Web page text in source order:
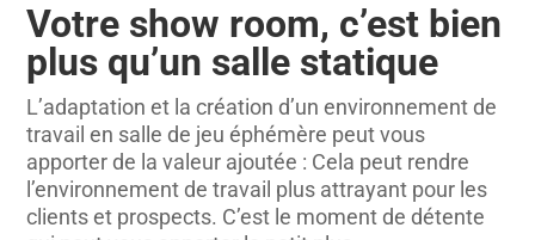
Votre show room, c’est bien
plus qu’un salle statique
L’adaptation et la création d’un environnement de
travail en salle de jeu éphémère peut vous
apporter de la valeur ajoutée : Cela peut rendre
l’environnement de travail plus attrayant pour les
clients et prospects. C’est le moment de détente